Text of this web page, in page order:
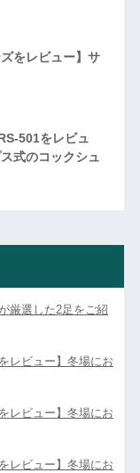
をレビュー】サ
501をレビュ
式のコックシュ
厳選した2足をご紹
レビュー】冬場にお
レビュー】冬場にお
レビュー】冬場にお